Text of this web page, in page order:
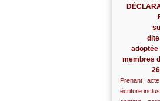
dite
adoptée
membres
Prenant
écriture